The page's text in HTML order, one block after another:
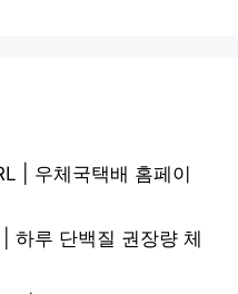
| 우체국택배 홈페이
하루 단백질 권장량 체